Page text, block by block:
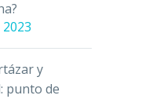
y
punto de